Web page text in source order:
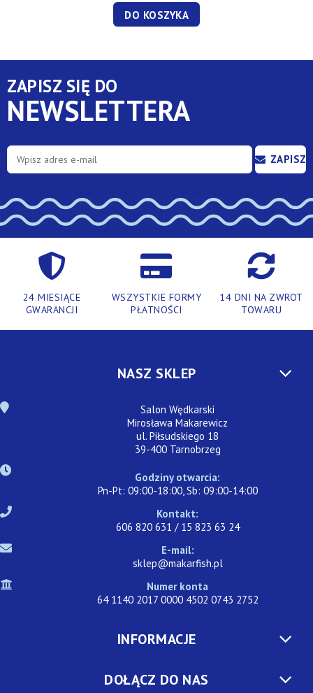
DO KOSZYKA
ZAPISZ SIĘ DO
NEWSLETTERA
ZAPISZ
24 MIESIĄCE
GWARANCJI
WSZYSTKIE FORMY
PŁATNOŚCI
14 DNI NA ZWROT
TOWARU
NASZ SKLEP
Salon Wędkarski
Mirosława Makarewicz
ul. Piłsudskiego 18
39-400 Tarnobrzeg
Godziny otwarcia:
Pn-Pt: 09:00-18:00, Sb: 09:00-14:00
Kontakt:
606 820 631 / 15 823 63 24
E-mail:
sklep@makarfish.pl
Numer konta
64 1140 2017 0000 4502 0743 2752
INFORMACJE
DOŁĄCZ DO NAS